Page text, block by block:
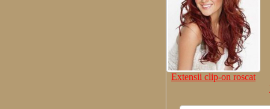
Extensii clip-on roscat